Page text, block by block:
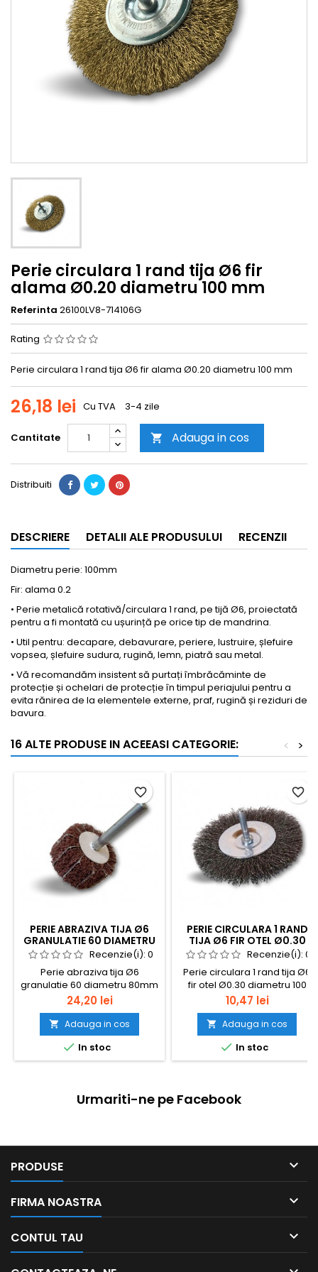
Perie circulara 1 rand tija Ø6 fir
alama Ø0.20 diametru 100 mm
Referinta 26100LV8-714106G
Rating
Perie circulara 1 rand tija Ø6 fir alama Ø0.20 diametru 100 mm
26,18 lei Cu TVA 3-4 zile
Cantitate  Adauga in cos
Distribuiti
DESCRIERE DETALII ALE PRODUSULUI RECENZII
Diametru perie: 100mm
Fir: alama 0.2
• Perie metalică rotativă/circulara 1 rand, pe tijă Ø6, proiectată
pentru a fi montată cu ușurință pe orice tip de mandrina.
• Util pentru: decapare, debavurare, periere, lustruire, șlefuire
vopsea, șlefuire sudura, rugină, lemn, piatră sau metal.
• Vă recomandăm insistent să purtați îmbrăcăminte de
protecție și ochelari de protecție în timpul periajului pentru a
evita rănirea de la elementele externe, praf, rugină și reziduri de
bavura.
16 ALTE PRODUSE IN ACEEASI CATEGORIE: >
<
PERIE ABRAZIVA TIJA Ø6
GRANULATIE 60 DIAMETRU
80MMRecenzie(i): 0
Perie abraziva tija Ø6
granulatie 60 diametru 80mm
Pret
24,20 lei
 Adauga in cos
 In stoc
favorite_border
PERIE CIRCULARA 1 RAND
TIJA Ø6 FIR OTEL Ø0.30
DIAMETRU 100 MM
Recenzie(i): 0
Perie circulara 1 rand tija Ø6
fir otel Ø0.30 diametru 100
mm
Pret
10,47 lei
 Adauga in cos
 In stoc
favorite_border
Urmariti-ne pe Facebook
PRODUSE 
FIRMA NOASTRA 
CONTUL TAU 